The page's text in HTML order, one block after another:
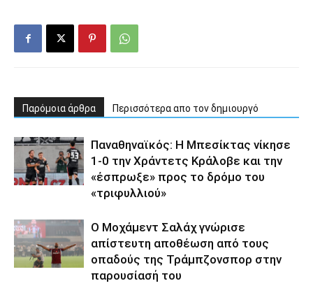
Παρόμοια άρθρα Περισσότερα απο τον δημιουργό
Παναθηναϊκός: Η Μπεσίκτας νίκησε
1-0 την Χράντετς Κράλοβε και την
«έσπρωξε» προς το δρόμο του
«τριφυλλιού»
Ο Μοχάμεντ Σαλάχ γνώρισε
απίστευτη αποθέωση από τους
οπαδούς της Τράμπζονσπορ στην
παρουσίασή του